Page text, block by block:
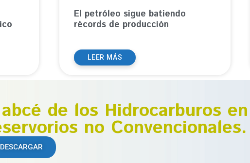
El petróleo sigue batiendo
récords de producción
LEER MÁS
de los Hidrocarburos en
no Convencionales.
DESCARGAR